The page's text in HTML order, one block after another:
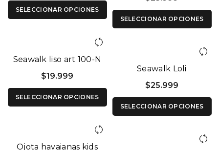
SELECCIONAR OPCIONES
SELECCIONAR OPCIONES
Seawalk liso art 100-N
$19.999
SELECCIONAR OPCIONES
Seawalk Loli
$25.999
SELECCIONAR OPCIONES
Ojota havaianas kids